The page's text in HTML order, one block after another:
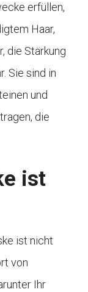
erfüllen,
Haar,
die Stärkung
Sie sind in
und
die
ist
ist nicht
von
Ihr